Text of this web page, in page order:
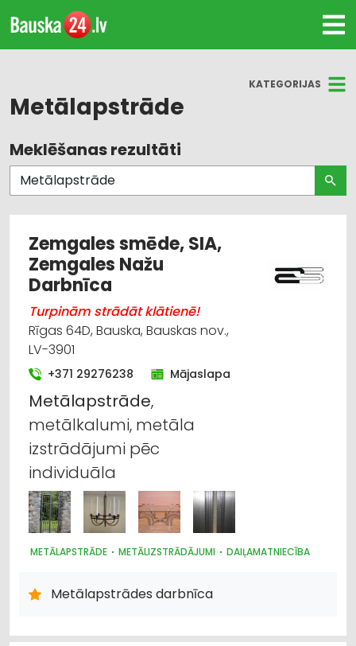
KATEGORIJAS
Metālapstrāde
Visas nozares
Metālapstrāde
Būvmateriālu, būvkonstrukciju ražošana
Būvmateriālu, būvkonstrukciju tirdzniecība
Metāla tirdzniecība
Rūpnieciskās iekārtas, automatizācija
Internetveikali, e-komercija
Metālapstrādes iekārtas un instrumenti
Apdares materiāli: tirdzniecība
Būvmateriālu, būvkonstrukciju
vairumtirdzniecība
Meklēšanas rezultāti
Zemgales smēde, SIA,
Zemgales Nažu
Darbnīca
Turpinām strādāt klātienē!
Rīgas 64D, Bauska, Bauskas nov.,
LV-3901
+371 29276238 Mājaslapa
Metālapstrāde,
metālkalumi, metāla
izstrādājumi pēc
individuāla
METĀLAPSTRĀDE METĀLIZSTRĀDĀJUMI DAIĻAMATNIECĪBA
Metālapstrādes darbnīca